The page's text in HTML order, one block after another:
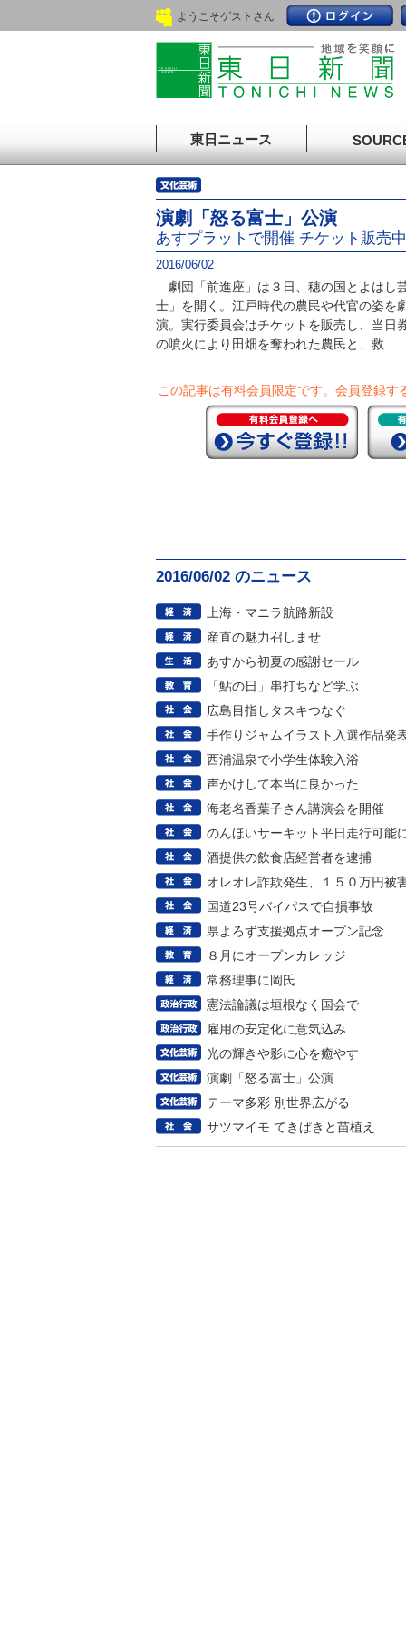
ようこそゲストさん
東日ニュース
演劇「怒る富士」公演
あすプラットで開催 チケット販売中
2016/06/02
劇団「前進座」は３日、穂の国とよはし
士」を開く。江戸時代の農民や代官の姿を
演。実行委員会はチケットを販売し、当
の噴火により田畑を奪われた農民と、救...
この記事は有料会員限定です。 会員登録す
2016/06/02 のニュース
上海・マニラ航路新設
産直の魅力召しませ
あすから初夏の感謝セール
「鮎の日」串打ちなど学ぶ
広島目指しタスキつなぐ
手作りジャムイラスト入選作品発
西浦温泉で小学生体験入浴
声かけして本当に良かった
海老名香葉子さん講演会を開催
のんほいサーキット平日走行可能
酒提供の飲食店経営者を逮捕
オレオレ詐欺発生、１５０万円被
国道23号バイパスで自損事故
県よろず支援拠点オープン記念
８月にオープンカレッジ
常務理事に岡氏
憲法論議は垣根なく国会で
雇用の安定化に意気込み
光の輝きや影に心を癒やす
演劇「怒る富士」公演
テーマ多彩 別世界広がる
サツマイモ てきぱきと苗植え